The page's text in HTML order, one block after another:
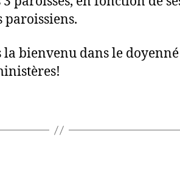
paroissiens.
bienvenu dans le doyenné